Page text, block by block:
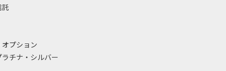
託
プション
ラチナ・シルバー